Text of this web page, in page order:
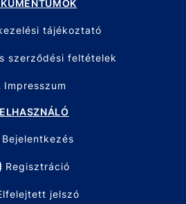
tájékoztató
szerződési feltételek
Impresszum
Bejelentkezés
Regisztráció
jelszó